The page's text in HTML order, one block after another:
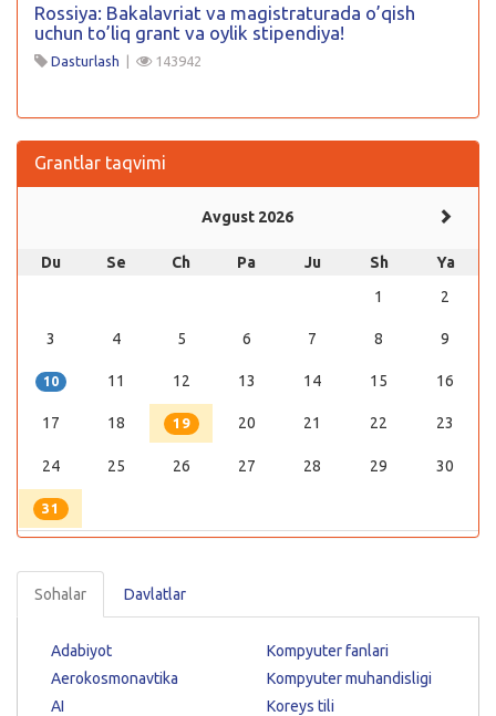
Rossiya: Bakalavriat va magistraturada o’qish
uchun to’liq grant va oylik stipendiya!
Dasturlash | 143942
Grantlar taqvimi
Avgust 2026
Du Se Ch Pa Ju Sh
Ya
1
2
3 4 5 6 7 8 9
10 11 12 13 14 15 16
17 18 19 20 21 22 23
24 25 26 27 28 29 30
31
Sohalar Davlatlar
Adabiyot
Aerokosmonavtika
AI
Kompyuter fanlari
Kompyuter muhandisligi
Koreys tili